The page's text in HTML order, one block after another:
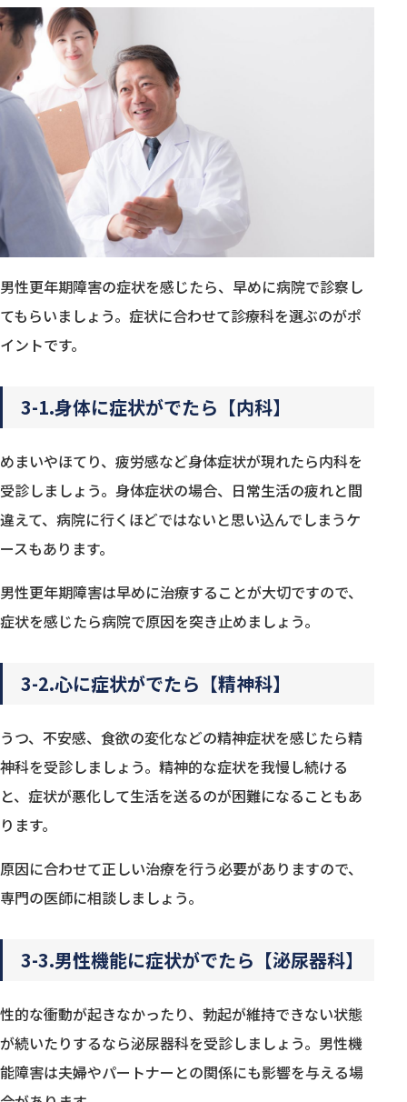
男性更年期障害の症状を感じたら、早めに病院で診察し
てもらいましょう。症状に合わせて診療科を選ぶのがポ
イントです。
3-1.身体に症状がでたら【内科】
めまいやほてり、疲労感など身体症状が現れたら内科を
受診しましょう。身体症状の場合、日常生活の疲れと間
違えて、病院に行くほどではないと思い込んでしまうケ
ースもあります。
男性更年期障害は早めに治療することが大切ですので、
症状を感じたら病院で原因を突き止めましょう。
3-2.心に症状がでたら【精神科】
うつ、不安感、食欲の変化などの精神症状を感じたら精
神科を受診しましょう。精神的な症状を我慢し続ける
と、症状が悪化して生活を送るのが困難になることもあ
ります。
原因に合わせて正しい治療を行う必要がありますので、
専門の医師に相談しましょう。
3-3.男性機能に症状がでたら【泌尿器科】
性的な衝動が起きなかったり、勃起が維持できない状態
が続いたりするなら泌尿器科を受診しましょう。男性機
能障害は夫婦やパートナーとの関係にも影響を与える場